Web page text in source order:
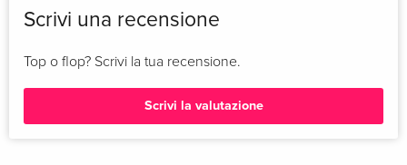
Scrivi una recensione
Top o flop? Scrivi la tua recensione.
Scrivi la valutazione